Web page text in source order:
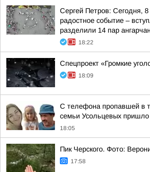
Сергей Петров: Сегодня, 8
радостное событие –
разделили 14 пар ангарчан
18:22
Спецпроект «Громкие
18:09
С телефона пропавшей в
семьи Усольцевых
18:05
Пик Черского. Фото:
17:58